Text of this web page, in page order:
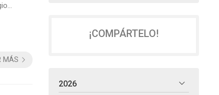
MÁS
¡COMPÁRTELO!
2026